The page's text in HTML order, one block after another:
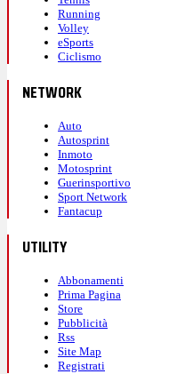
Running
Volley
eSports
Ciclismo
NETWORK
Auto
Autosprint
Inmoto
Motosprint
Guerinsportivo
Sport Network
Fantacup
UTILITY
Abbonamenti
Prima Pagina
Store
Pubblicità
Rss
Site Map
Registrati